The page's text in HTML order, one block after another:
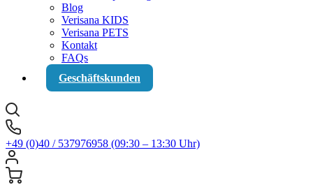
Blog
Verisana KIDS
Verisana PETS
Kontakt
FAQs
Geschäftskunden
+49 (0)40 / 537976958 (09:30 – 13:30 Uhr)